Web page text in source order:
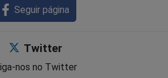
Seguir página
Twitter
nos no Twitter